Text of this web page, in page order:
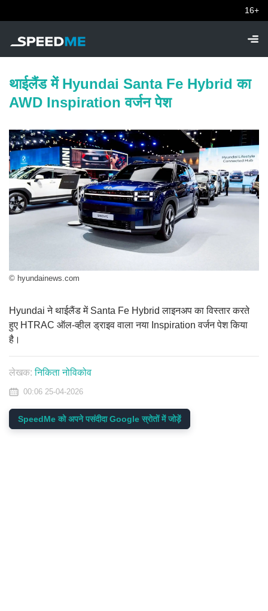
16+
थाईलैंड में Hyundai Santa Fe Hybrid का
AWD Inspiration वर्जन पेश
© hyundainews.com
Hyundai ने थाईलैंड में Santa Fe Hybrid लाइनअप का विस्तार करते
हुए HTRAC ऑल-व्हील ड्राइव वाला नया Inspiration वर्जन पेश किया
है।
लेखक:निकिता नोविकोव
00:06 25-04-2026
SpeedMe को अपने पसंदीदा Google स्रोतों में जोड़ें